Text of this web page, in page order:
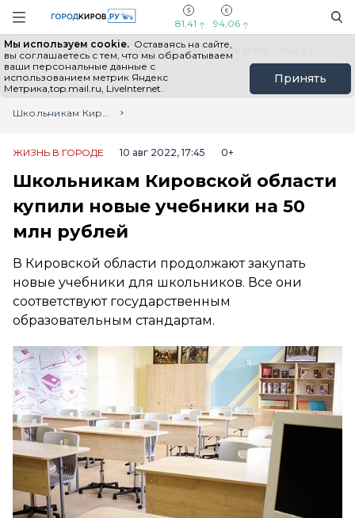
Навигация сайта
81,41 94,06
Мы используем cookie. Оставаясь на сайте,
вы соглашаетесь с тем, что мы обрабатываем
ваши персональные данные с
использованием метрик Яндекс
Метрика,top.mail.ru, LiveInternet.
Принять
Выборы - 2026 Все новости Мы в Telegram
Главная
Лента новостей
Школьникам Кировской области купили новые учебники на 50 млн рублей
ЖИЗНЬ В ГОРОДЕ 10 авг 2022, 17:45 0+
Школьникам Кировской области
купили новые учебники на 50
млн рублей
В Кировской области продолжают закупать
новые учебники для школьников. Все они
соответствуют государственным
образовательным стандартам.